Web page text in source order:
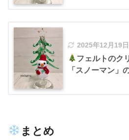
2025年12月19日
フェルトのク
「スノーマン」
まとめ